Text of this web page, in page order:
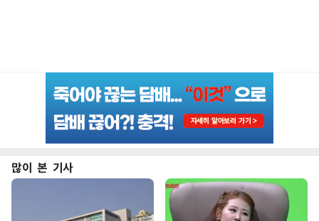
많이 본 기사